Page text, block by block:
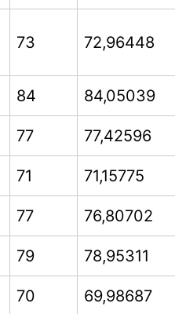
73 72,96448
84 84,05039
77 77,42596
71 71,15775
77 76,80702
79 78,95311
70 69,98687